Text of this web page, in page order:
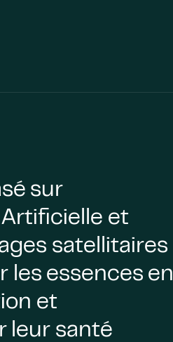
sur
Artificielle et
satellitaires
les essences en
et
leur santé